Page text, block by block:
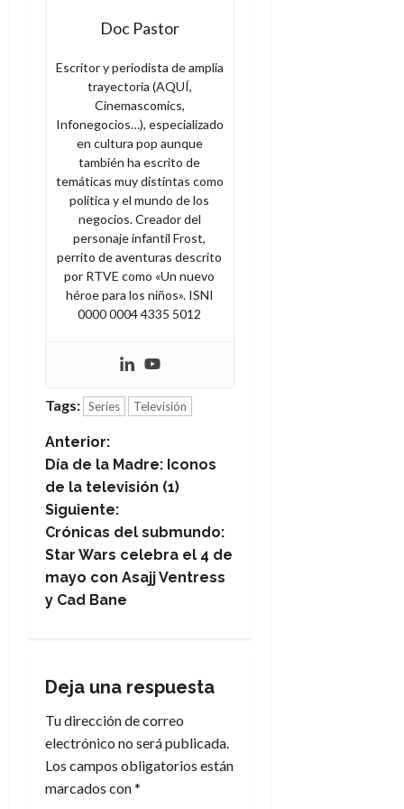
Doc Pastor
Escritor y periodista de amplia
trayectoria (AQUÍ,
Cinemascomics,
Infonegocios…), especializado
en cultura pop aunque
también ha escrito de
temáticas muy distintas como
política y el mundo de los
negocios. Creador del
personaje infantil Frost,
perrito de aventuras descrito
por RTVE como «Un nuevo
héroe para los niños». ISNI
0000 0004 4335 5012
Tags: Series Televisión
N
a
v
e
g
c
i
ó
n
Anterior:
Día de la Madre: Iconos
de la televisión (1)
Siguiente:
Crónicas del submundo:
Star Wars celebra el 4 de
mayo con Asajj Ventress
y Cad Bane
Deja una respuesta
Tu dirección de correo
electrónico no será publicada.
Los campos obligatorios están
marcados con*